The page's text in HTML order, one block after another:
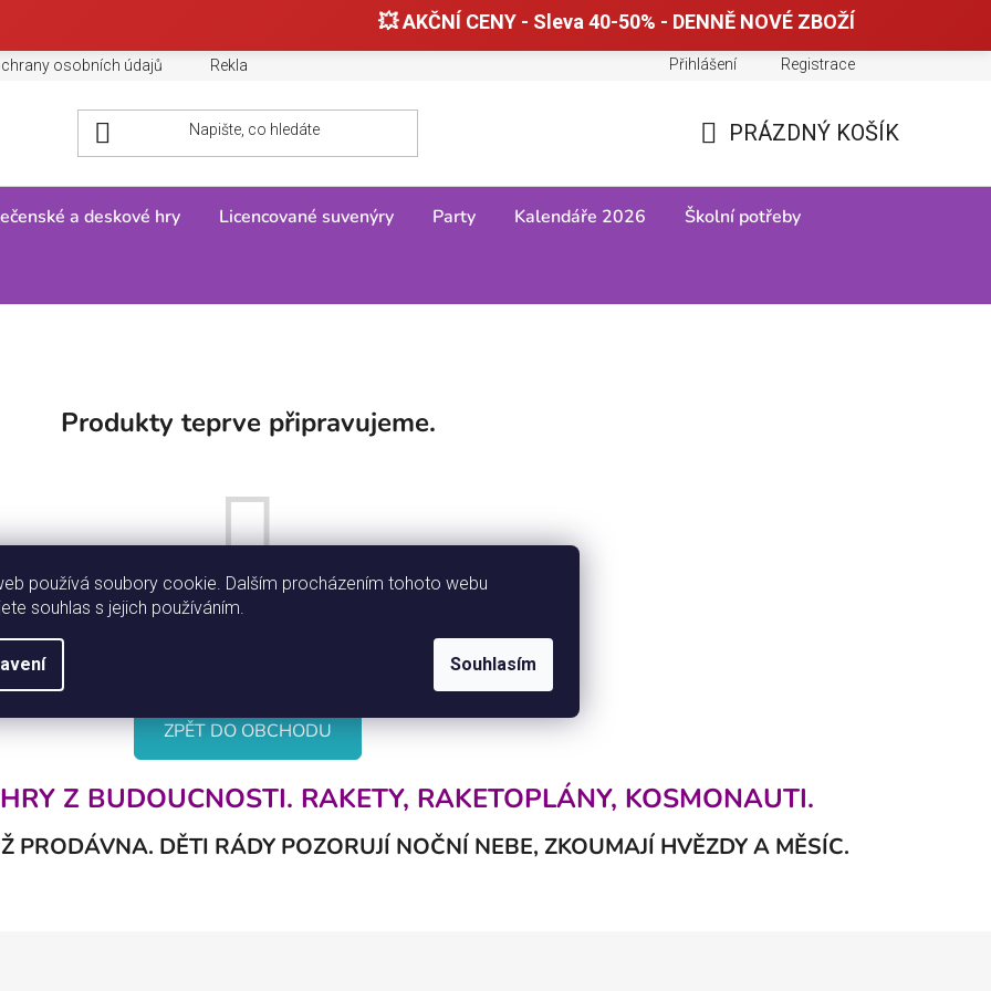
používá soubory cookie. Dalším procházením tohoto webu
souhlas s jejich používáním.
Souhlasím
💥 AKČNÍ CENY - Sleva 40-50% - DENNĚ NOVÉ ZBOŽÍ
osobních údajů Reklamace, výměny a vrácení zboží Tabulky velikostí
Přihlášení Registrace
KOŠÍK
PRÁZDNÝ KOŠÍK
a deskové hry Licencované suvenýry Party Kalendáře 2026 Školní potřeby
Produkty teprve připravujeme.
Můžete se ale podívat na ostatní kategorie.
ZPĚT DO OBCHODU
Z BUDOUCNOSTI. RAKETY, RAKETOPLÁNY, KOSMONAUTI.
PRODÁVNA. DĚTI RÁDY POZORUJÍ NOČNÍ NEBE, ZKOUMAJÍ HVĚZDY A MĚSÍC.